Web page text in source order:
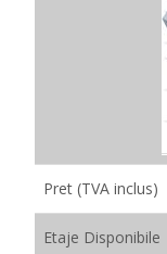
Pret (TVA inclus)
Etaje Disponibile